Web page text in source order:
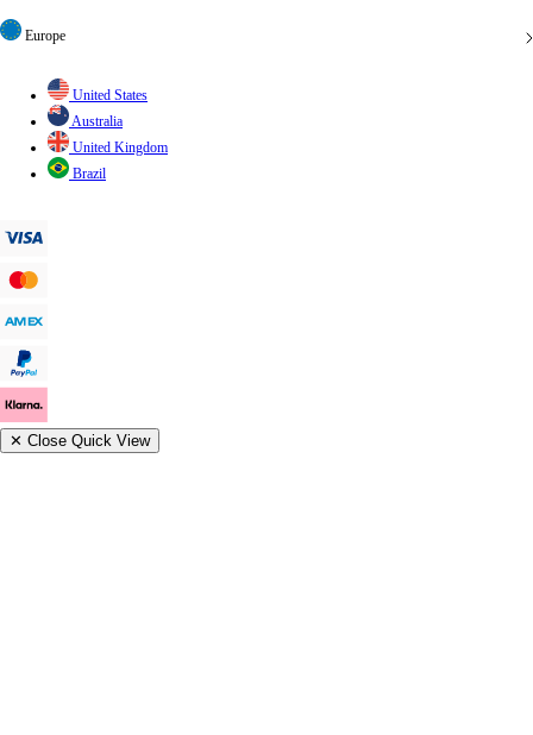
Europe
United States
Australia
United Kingdom
Brazil
✕ Close Quick View